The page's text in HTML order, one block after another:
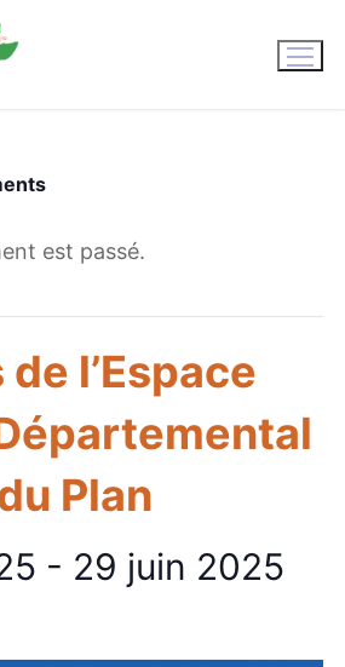
est passé.
de l’Espace
Plan
- 29 juin 2025